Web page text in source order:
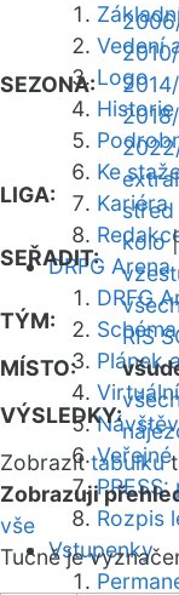
Vedení
Logo
Historie
Ke
Kariéra
DRFG Arena
DRFG
Plánek
Veřejné
Rozpis
Vstupenky
SEZONA:
LIGA:
střed
SEŘADIT:
kolo
TÝM:
RIS
MÍSTO:
VÝSLEDKY:
Zobrazittabulku
Zobrazuji
vše
Tučně je